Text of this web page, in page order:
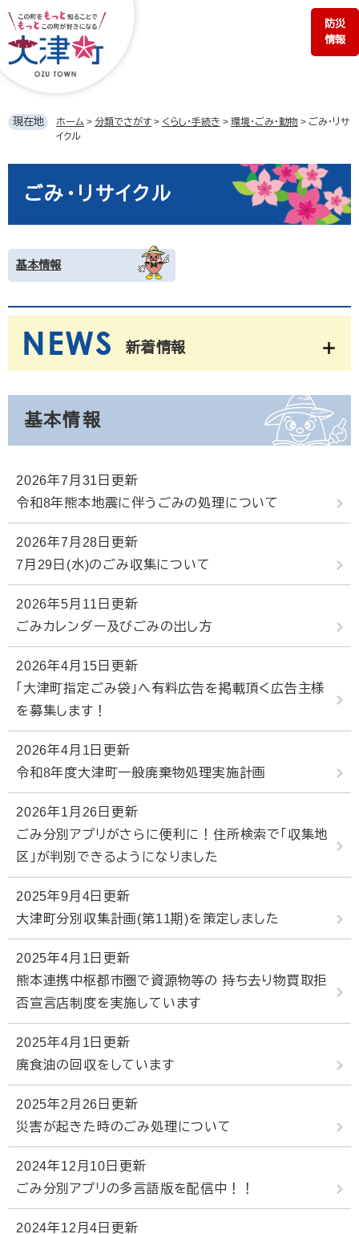
ジ
の
す。
ュ
ー
し
防災
情報
現在地 ホーム > 分類でさがす > くらし・手続き > 環境・ごみ・動物 > ごみ・リサ
イクル
ごみ・リサイクル
基本情報
新着情報
基本情報
2026年7月31日更新
令和8年熊本地震に伴うごみの処理について
2026年7月28日更新
7月29日(水)のごみ収集について
2026年5月11日更新
ごみカレンダー及びごみの出し方
2026年4月15日更新
「大津町指定ごみ袋」へ有料広告を掲載頂く広告主様
を募集します！
2026年4月1日更新
令和8年度大津町一般廃棄物処理実施計画
2026年1月26日更新
ごみ分別アプリがさらに便利に！住所検索で「収集地
区」が判別できるようになりました
2025年9月4日更新
大津町分別収集計画(第11期)を策定しました
2025年4月1日更新
熊本連携中枢都市圏で資源物等の 持ち去り物買取拒
否宣言店制度を実施しています
2025年4月1日更新
廃食油の回収をしています
2025年2月26日更新
災害が起きた時のごみ処理について
2024年12月10日更新
ごみ分別アプリの多言語版を配信中！！
2024年12月4日更新